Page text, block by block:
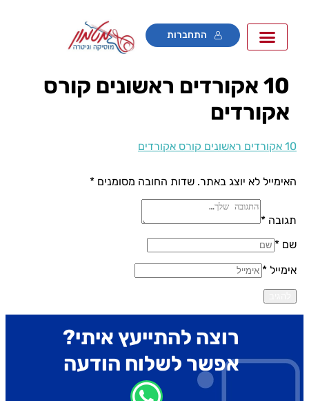
התחברות
10 אקורדים ראשונים קורס
אקורדים
לא יוצג באתר. שדות החובה מסומנים*
*
*
*
רוצה להתייעץ איתי?
אפשר לשלוח הודעה